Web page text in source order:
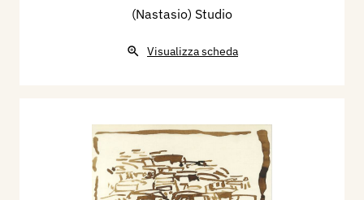
(Nastasio) Studio
Visualizza scheda